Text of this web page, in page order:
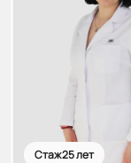
Стаж 25 лет